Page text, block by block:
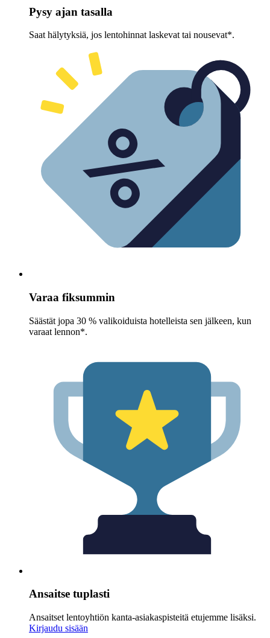
Pysy ajan tasalla
Saat hälytyksiä, jos lentohinnat laskevat tai nousevat*.
Varaa fiksummin
Säästät jopa 30 % valikoiduista hotelleista sen jälkeen, kun
varaat lennon*.
Ansaitse tuplasti
Ansaitset lentoyhtiön kanta-asiakaspisteitä etujemme lisäksi.
Kirjaudu sisään